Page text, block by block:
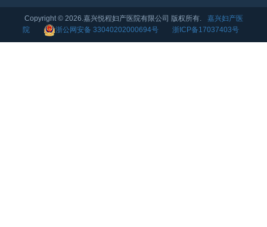
Copyright © 2026.嘉兴悦程妇产医院有限公司 版权所有.
嘉兴妇产医
院
浙公网安备 33040202000694号 浙ICP备17037403号